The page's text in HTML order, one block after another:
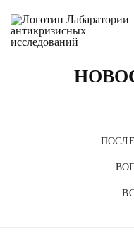
Главная Новости и